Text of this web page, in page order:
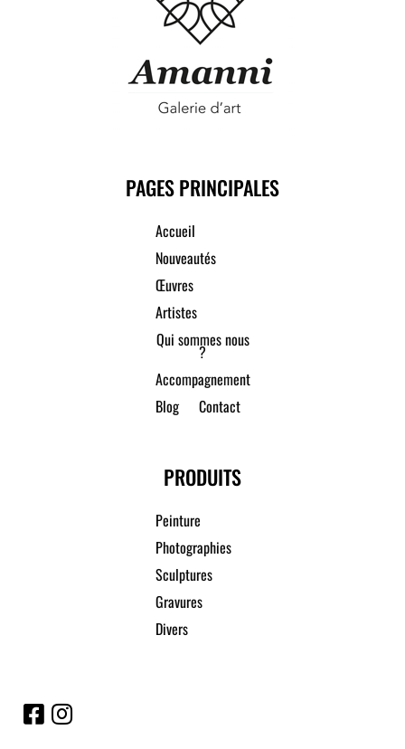
PAGES PRINCIPALES
Accueil
Nouveautés
Œuvres
Artistes
Qui sommes nous
?
Accompagnement
Blog
Contact
PRODUITS
Peinture
Photographies
Sculptures
Gravures
Divers